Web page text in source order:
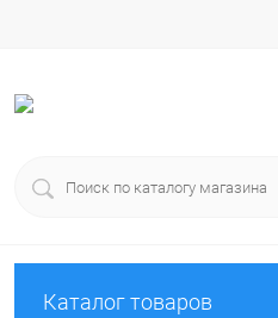
Каталог товаров